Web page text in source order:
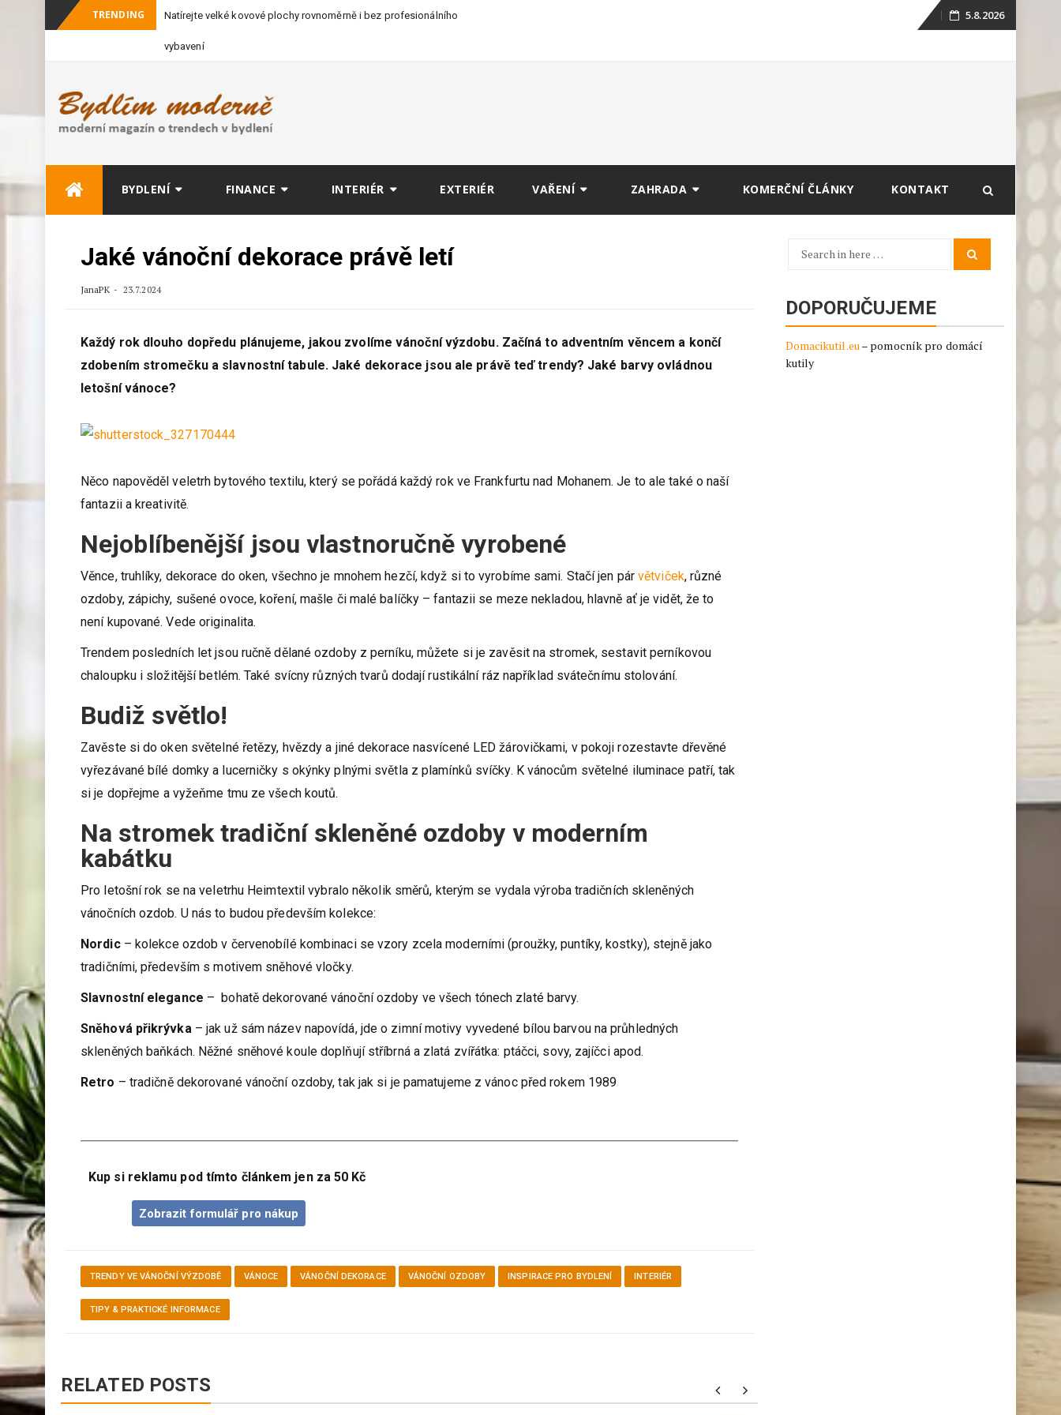
TRENDING Natírejte velké kovové plochy rovnoměrně i bez profesionálního
vybavení
Skip
5.8.2026
BYDLENÍ FINANCE INTERIÉR EXTERIÉR VAŘENÍ ZAHRADA KOMERČNÍ ČLÁNKY KONTAKT
Jaké vánoční dekorace právě letí
JanaPK 23.7.2024
Každý rok dlouho dopředu plánujeme, jakou zvolíme vánoční výzdobu. Začíná to adventním věncem a končí
zdobením stromečku a slavnostní tabule. Jaké dekorace jsou ale právě teď trendy? Jaké barvy ovládnou
letošní vánoce?
Něco napověděl veletrh bytového textilu, který se pořádá každý rok ve Frankfurtu nad Mohanem. Je to ale také o naší
fantazii a kreativitě.
Nejoblíbenější jsou vlastnoručně vyrobené
Věnce, truhlíky, dekorace do oken, všechno je mnohem hezčí, když si to vyrobíme sami. Stačí jen párvětviček, různé
ozdoby, zápichy, sušené ovoce, koření, mašle či malé balíčky – fantazii se meze nekladou, hlavně ať je vidět, že to
není kupované. Vede originalita.
Trendem posledních let jsou ručně dělané ozdoby z perníku, můžete si je zavěsit na stromek, sestavit perníkovou
chaloupku i složitější betlém. Také svícny různých tvarů dodají rustikální ráz například svátečnímu stolování.
Budiž světlo!
Zavěste si do oken světelné řetězy, hvězdy a jiné dekorace nasvícené LED žárovičkami, v pokoji rozestavte dřevěné
vyřezávané bílé domky a lucerničky s okýnky plnými světla z plamínků svíčky. K vánocům světelné iluminace patří, tak
si je dopřejme a vyžeňme tmu ze všech koutů.
Na stromek tradiční skleněné ozdoby v moderním
kabátku
Pro letošní rok se na veletrhu Heimtextil vybralo několik směrů, kterým se vydala výroba tradičních skleněných
vánočních ozdob. U nás to budou především kolekce:
Nordic– kolekce ozdob v červenobílé kombinaci se vzory zcela moderními (proužky, puntíky, kostky), stejně jako
tradičními, především s motivem sněhové vločky.
Slavnostní elegance – bohatě dekorované vánoční ozdoby ve všech tónech zlaté barvy.
Sněhová přikrývka– jak už sám název napovídá, jde o zimní motivy vyvedené bílou barvou na průhledných
skleněných baňkách. Něžné sněhové koule doplňují stříbrná a zlatá zvířátka: ptáčci, sovy, zajíčci apod.
Retro – tradičně dekorované vánoční ozdoby, tak jak si je pamatujeme z vánoc před rokem 1989
Kup si reklamu pod tímto článkem jen za 50 Kč
Zobrazit formulář pro nákup
TRENDY VE VÁNOČNÍ VÝZDOBĚ VÁNOCE VÁNOČNÍ DEKORACE VÁNOČNÍ OZDOBY INSPIRACE PRO BYDLENÍ INTERIÉR
TIPY & PRAKTICKÉ INFORMACE
RELATED POSTS
Search
DOPORUČUJEME
Domacikutil.eu– pomocník pro domácí
kutily